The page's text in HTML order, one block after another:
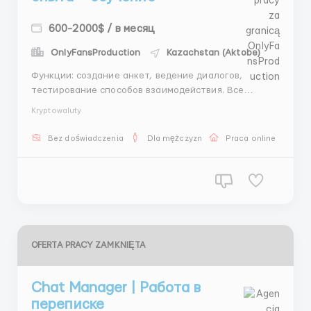
600-2000$ / в месяц
OnlyFansProduction Kazachstan (Aktobe)
Функции: создание анкет, ведение диалогов,
тестирование способов взаимодействия. Все
Kryptowaluty
Bez doświadczenia Dla mężczyzn Praca online
OFERTA PRACY ZAMKNIĘTA
Chat Manager | Работа в
переписке